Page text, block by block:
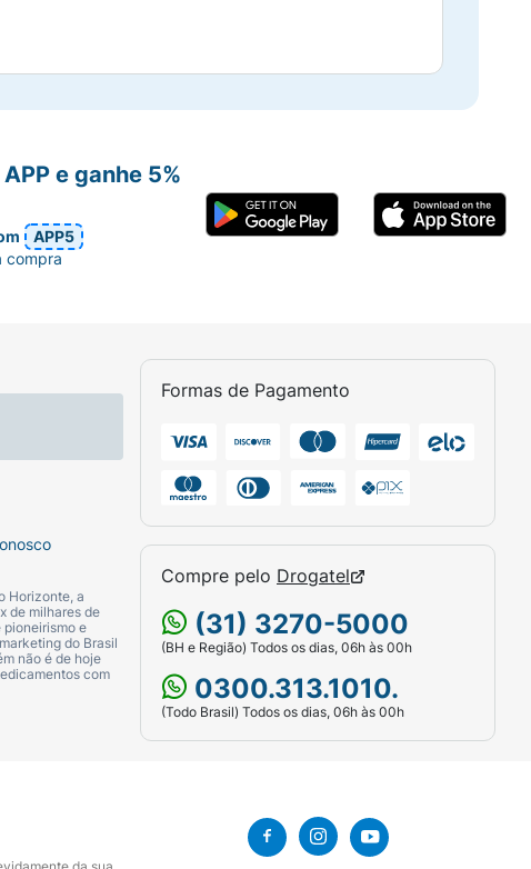
Horizonte, a
de milhares de
pioneirismo e
do Brasil
não é de hoje
com
Formas de Pagamento
Compre pelo Drogatel
(31) 3270-5000
(BH e Região) Todos os dias, 06h às 00h
0300.313.1010.
(Todo Brasil) Todos os dias, 06h às 00h
e ganhe 5%
APP5
compra